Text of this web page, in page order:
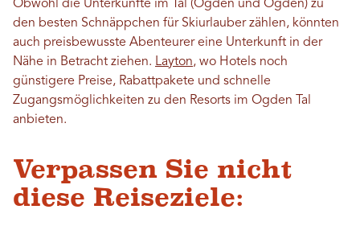
Obwohl die Unterkünfte im Tal (Ogden und Ogden) zu
den besten Schnäppchen für Skiurlauber zählen, könnten
auch preisbewusste Abenteurer eine Unterkunft in der
Nähe in Betracht ziehen. Layton, wo Hotels noch
günstigere Preise, Rabattpakete und schnelle
Zugangsmöglichkeiten zu den Resorts im Ogden Tal
anbieten.
Verpassen Sie nicht
diese Reiseziele: